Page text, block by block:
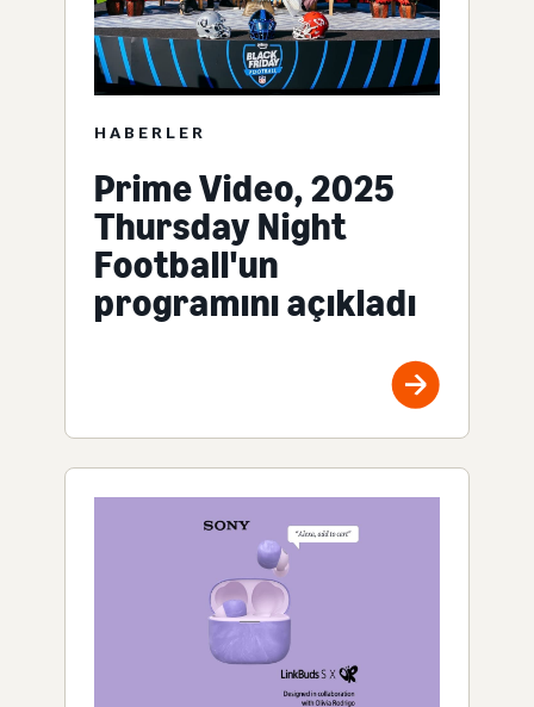
HABERLER
Prime Video, 2025
Thursday Night
Football'un
programını açıkladı